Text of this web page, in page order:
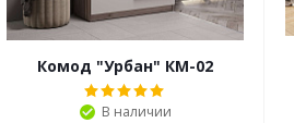
Комод "Урбан" КМ-02
В наличии